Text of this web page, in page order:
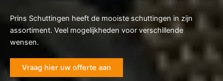
Prins Schuttingen heeft de mooiste schuttingen in zijn
assortiment. Veel mogelijkheden voor verschillende
wensen.
Vraag hier uw offerte aan